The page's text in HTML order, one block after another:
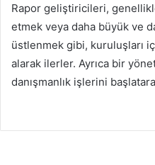
Rapor geliştiricileri,
etmek veya daha büyük ve
üstlenmek gibi, kuruluşları
alarak ilerler. Ayrıca bir
danışmanlık işlerini